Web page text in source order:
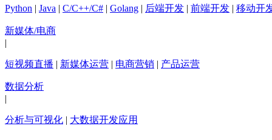
Python | Java | C/C++/C# | Golang | 后端开发 | 前端开发 | 移动开
新媒体/电商
|
短视频直播 | 新媒体运营 | 电商营销 | 产品运营
数据分析
|
分析与可视化 | 大数据开发应用